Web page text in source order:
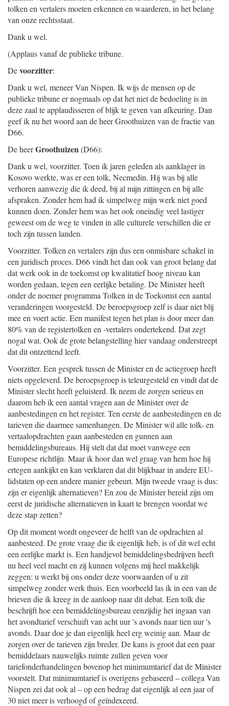
tolken en vertalers moeten erkennen en waarderen, in het belang
van onze rechtsstaat.
Dank u wel.
(Applaus vanaf de publieke tribune.
Devoorzitter:
Dank u wel, meneer Van Nispen. Ik wijs de mensen op de
publieke tribune er nogmaals op dat het niet de bedoeling is in
deze zaal te applaudisseren of blijk te geven van afkeuring. Dan
geef ik nu het woord aan de heer Groothuizen van de fractie van
D66.
De heerGroothuizen(D66):
Dank u wel, voorzitter. Toen ik jaren geleden als aanklager in
Kosovo werkte, was er een tolk, Necmedin. Hij was bij alle
verhoren aanwezig die ik deed, bij al mijn zittingen en bij alle
afspraken. Zonder hem had ik simpelweg mijn werk niet goed
kunnen doen. Zonder hem was het ook oneindig veel lastiger
geweest om de weg te vinden in alle culturele verschillen die er
toch zijn tussen landen.
Voorzitter. Tolken en vertalers zijn dus een onmisbare schakel in
een juridisch proces. D66 vindt het dan ook van groot belang dat
dat werk ook in de toekomst op kwalitatief hoog niveau kan
worden gedaan, tegen een eerlijke betaling. De Minister heeft
onder de noemer programma Tolken in de Toekomst een aantal
veranderingen voorgesteld. De beroepsgroep zelf is daar niet blij
mee en voert actie. Een manifest tegen het plan is door meer dan
80% van de registertolken en -vertalers ondertekend. Dat zegt
nogal wat. Ook de grote belangstelling hier vandaag onderstreept
dat dit ontzettend leeft.
Voorzitter. Een gesprek tussen de Minister en de actiegroep heeft
niets opgeleverd. De beroepsgroep is teleurgesteld en vindt dat de
Minister slecht heeft geluisterd. Ik neem de zorgen serieus en
daarom heb ik een aantal vragen aan de Minister over de
aanbestedingen en het register. Ten eerste de aanbestedingen en de
tarieven die daarmee samenhangen. De Minister wil alle tolk- en
vertaalopdrachten gaan aanbesteden en gunnen aan
bemiddelingsbureaus. Hij stelt dat dat moet vanwege een
Europese richtlijn. Maar ik hoor dan wel graag van hem hoe hij
ertegen aankijkt en kan verklaren dat dit blijkbaar in andere EU-
lidstaten op een andere manier gebeurt. Mijn tweede vraag is dus:
zijn er eigenlijk alternatieven? En zou de Minister bereid zijn om
eerst de juridische alternatieven in kaart te brengen voordat we
deze stap zetten?
Op dit moment wordt ongeveer de helft van de opdrachten al
aanbesteed. De grote vraag die ik eigenlijk heb, is of dit wel echt
een eerlijke markt is. Een handjevol bemiddelingsbedrijven heeft
nu heel veel macht en zij kunnen volgens mij heel makkelijk
zeggen: u werkt bij ons onder deze voorwaarden of u zit
simpelweg zonder werk thuis. Een voorbeeld las ik in een van de
brieven die ik kreeg in de aanloop naar dit debat. Een tolk die
beschrijft hoe een bemiddelingsbureau eenzijdig het ingaan van
het avondtarief verschuift van acht uur 's avonds naar tien uur 's
avonds. Daar doe je dan eigenlijk heel erg weinig aan. Maar de
zorgen over de tarieven zijn breder. De kans is groot dat een paar
bemiddelaars nauwelijks ruimte zullen geven voor
tariefonderhandelingen bovenop het minimumtarief dat de Minister
voorstelt. Dat minimumtarief is overigens gebaseerd – collega Van
Nispen zei dat ook al – op een bedrag dat eigenlijk al een jaar of
30 niet meer is verhoogd of geïndexeerd.